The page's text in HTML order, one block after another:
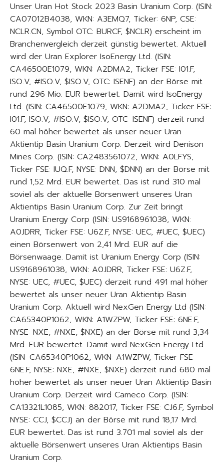
Unser Uran Hot Stock 2023 Basin Uranium Corp. (ISIN:
CA07012B4038, WKN: A3EMQ7, Ticker: 6NP, CSE:
NCLR.CN, Symbol OTC: BURCF, $NCLR) erscheint im
Branchenvergleich derzeit günstig bewertet. Aktuell
wird der Uran Explorer IsoEnergy Ltd. (ISIN:
CA46500E1079, WKN: A2DMA2, Ticker FSE: I01.F,
ISO.V, #ISO.V, $ISO.V, OTC: ISENF) an der Börse mit
rund 296 Mio. EUR bewertet. Damit wird IsoEnergy
Ltd. (ISIN: CA46500E1079, WKN: A2DMA2, Ticker FSE:
I01.F, ISO.V, #ISO.V, $ISO.V, OTC: ISENF) derzeit rund
60 mal höher bewertet als unser neuer Uran
Aktientip Basin Uranium Corp. Derzeit wird Denison
Mines Corp. (ISIN: CA2483561072, WKN: A0LFYS,
Ticker FSE: IUQ.F, NYSE: DNN, $DNN) an der Börse mit
rund 1,52 Mrd. EUR bewertet. Das ist rund 310 mal
soviel als der aktuelle Börsenwert unseres Uran
Aktientips Basin Uranium Corp. Zur Zeit bringt
Uranium Energy Corp (ISIN: US9168961038, WKN:
A0JDRR, Ticker FSE: U6Z.F, NYSE: UEC, #UEC, $UEC)
einen Börsenwert von 2,41 Mrd. EUR auf die
Börsenwaage. Damit ist Uranium Energy Corp (ISIN:
US9168961038, WKN: A0JDRR, Ticker FSE: U6Z.F,
NYSE: UEC, #UEC, $UEC) derzeit rund 491 mal höher
bewertet als unser neuer Uran Aktientip Basin
Uranium Corp. Aktuell wird NexGen Energy Ltd (ISIN:
CA65340P1062, WKN: A1WZPW, Ticker FSE: 6NE.F,
NYSE: NXE, #NXE, $NXE) an der Börse mit rund 3,34
Mrd. EUR bewertet. Damit wird NexGen Energy Ltd
(ISIN: CA65340P1062, WKN: A1WZPW, Ticker FSE:
6NE.F, NYSE: NXE, #NXE, $NXE) derzeit rund 680 mal
höher bewertet als unser neuer Uran Aktientip Basin
Uranium Corp. Derzeit wird Cameco Corp. (ISIN:
CA13321L1085, WKN: 882017, Ticker FSE: CJ6.F, Symbol
NYSE: CCJ, $CCJ) an der Börse mit rund 18,17 Mrd.
EUR bewertet. Das ist rund 3.701 mal soviel als der
aktuelle Börsenwert unseres Uran Aktientips Basin
Uranium Corp.